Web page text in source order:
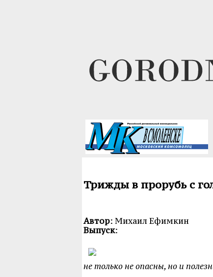
Трижды в прорубь с
Автор: Михаил Ефимкин
Выпуск:
не только не опасны, но и